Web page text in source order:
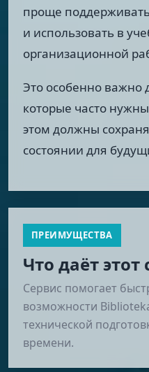
проще
и использовать в
организационной
Это особенно важно
которые часто
этом должны
состоянии для
ПРЕИМУЩЕСТВА
Что даёт этот
Сервис помогает
возможности
технической
времени.